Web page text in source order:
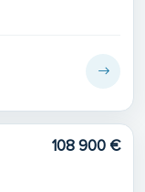
108 900 €